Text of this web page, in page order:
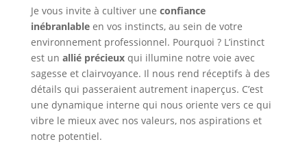
Je vous invite à cultiver une confiance
inébranlableen vos instincts, au sein de votre
environnement professionnel. Pourquoi ? L’instinct
est un allié précieuxqui illumine notre voie avec
sagesse et clairvoyance. Il nous rend réceptifs à des
détails qui passeraient autrement inaperçus. C’est
une dynamique interne qui nous oriente vers ce qui
vibre le mieux avec nos valeurs, nos aspirations et
notre potentiel.